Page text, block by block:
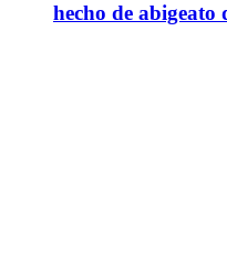
hecho de abigeato